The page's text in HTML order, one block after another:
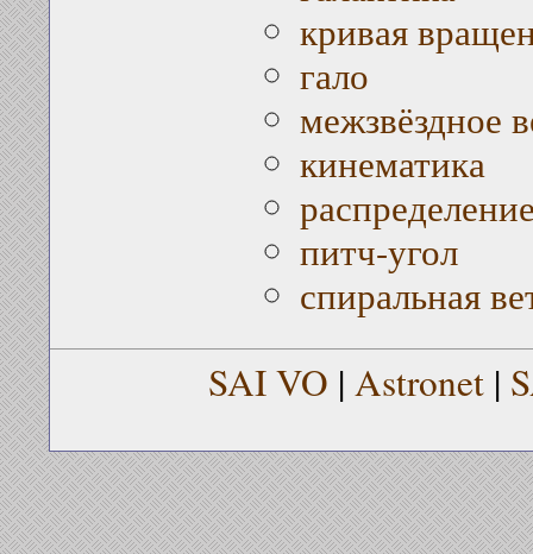
кривая
гало
межзвёздное
кинематика
питч-угол
спиральная
SAI VO | Astronet |